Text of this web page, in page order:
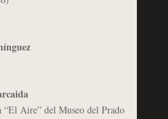
Aire” del Museo del Prado